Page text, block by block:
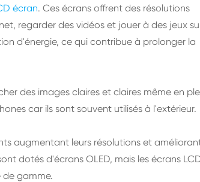
écran. Ces écrans offrent des résolutions
regarder des vidéos et jouer à des jeux
d'énergie, ce qui contribue à prolonger la
des images claires et claires même en
car ils sont souvent utilisés à l'extérieur.
augmentant leurs résolutions et
dotés d'écrans OLED, mais les écrans
de gamme.